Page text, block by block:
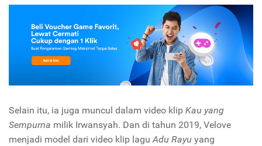
Selain itu, ia juga muncul dalam video klip Kau yang
Sempurna milik Irwansyah. Dan di tahun 2019, Velove
menjadi model dari video klip laguAdu Rayu yang